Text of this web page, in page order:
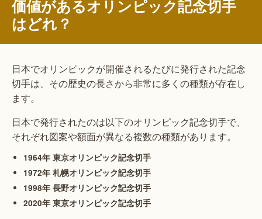
価値があるオリンピック記念切手
はどれ？
日本でオリンピックが開催されるたびに発行された記念
切手は、その歴史の長さから非常に多くの種類が存在し
ます。
日本で発行されたのは以下のオリンピック記念切手で、
それぞれ図案や額面が異なる複数の種類があります。
1964年 東京オリンピック記念切手
1972年 札幌オリンピック記念切手
1998年 長野オリンピック記念切手
2020年 東京オリンピック記念切手